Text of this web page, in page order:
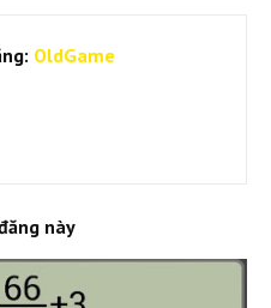
OldGame
này